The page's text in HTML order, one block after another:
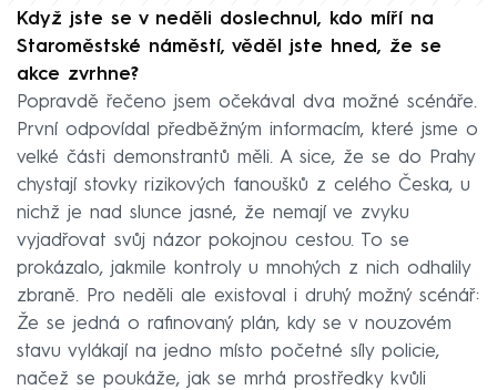
Když jste se v neděli doslechnul, kdo míří na
Staroměstské náměstí, věděl jste hned, že se
akce zvrhne?
Popravdě řečeno jsem očekával dva možné scénáře.
První odpovídal předběžným informacím, které jsme o
velké části demonstrantů měli. A sice, že se do Prahy
chystají stovky rizikových fanoušků z celého Česka, u
nichž je nad slunce jasné, že nemají ve zvyku
vyjadřovat svůj názor pokojnou cestou. To se
prokázalo, jakmile kontroly u mnohých z nich odhalily
zbraně. Pro neděli ale existoval i druhý možný scénář:
Že se jedná o rafinovaný plán, kdy se v nouzovém
stavu vylákají na jedno místo početné síly policie,
načež se poukáže, jak se mrhá prostředky kvůli